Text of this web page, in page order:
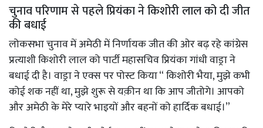
चुनाव परिणाम से पहले प्रियंका ने किशोरी लाल को दी जीत
की बधाई
लोकसभा चुनाव में अमेठी में निर्णायक जीत की ओर बढ़ रहे कांग्रेस
प्रत्याशी किशोरी लाल को पार्टी महासचिव प्रियंका गांधी वाड्रा ने
बधाई दी है। वाड्रा ने एक्स पर पोस्ट किया “ किशोरी भैया, मुझे कभी
कोई शक नहीं था, मुझे शुरू से यक़ीन था कि आप जीतोगे। आपको
और अमेठी के मेरे प्यारे भाइयों और बहनों को हार्दिक बधाई।”